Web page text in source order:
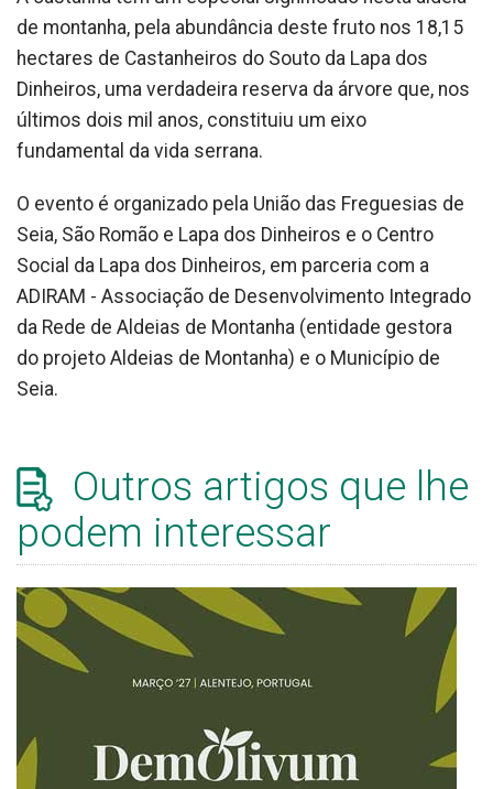
de montanha, pela abundância deste fruto nos 18,15
hectares de Castanheiros do Souto da Lapa dos
Dinheiros, uma verdadeira reserva da árvore que, nos
últimos dois mil anos, constituiu um eixo
fundamental da vida serrana.
O evento é organizado pela União das Freguesias de
Seia, São Romão e Lapa dos Dinheiros e o Centro
Social da Lapa dos Dinheiros, em parceria com a
ADIRAM - Associação de Desenvolvimento Integrado
da Rede de Aldeias de Montanha (entidade gestora
do projeto Aldeias de Montanha) e o Município de
Seia.
Outros artigos que lhe
podem interessar